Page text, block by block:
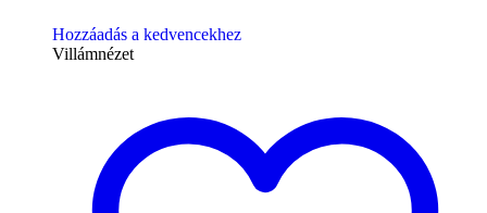
Hozzáadás a kedvencekhez
Villámnézet